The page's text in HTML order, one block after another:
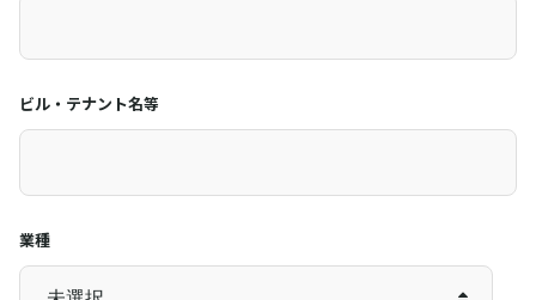
ビル・テナント名等
業種